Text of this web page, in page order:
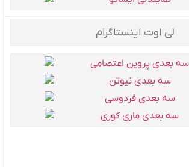
لی اوت اینستاگرام